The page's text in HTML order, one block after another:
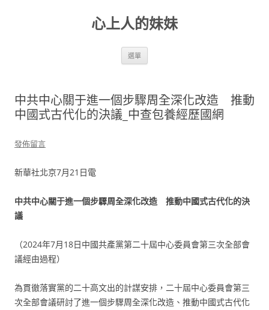
心上人的妹妹
選單
中共中心關于進一個步驟周全深化改造 推動
中國式古代化的決議_中查包養經歷國網
發佈留言
新華社北京7月21日電
中共中心關于進一個步驟周全深化改造 推動中國式古代化的決
議
（2024年7月18日中國共產黨第二十屆中心委員會第三次全部會
議經由過程）
為貫徹落實黨的二十高文出的計謀安排，二十屆中心委員會第三
次全部會議研討了進一個步驟周全深化改造、推動中國式古代化